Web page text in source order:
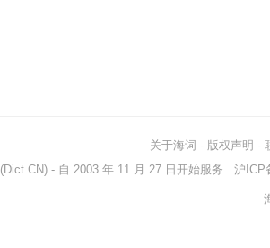
关于海词 - 版权声明 -
(Dict.CN) - 自 2003 年 11 月 27 日开始服务 沪ICP